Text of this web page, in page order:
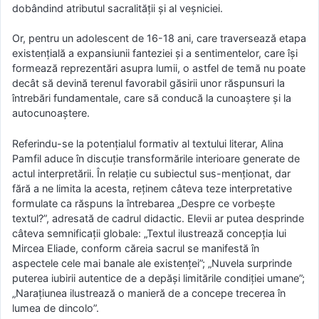
dobândind atributul sacralității și al veșniciei.
Or, pentru un adolescent de 16-18 ani, care traversează etapa
existențială a expansiunii fanteziei și a sentimentelor, care își
formează reprezentări asupra lumii, o astfel de temă nu poate
decât să devină terenul favorabil găsirii unor răspunsuri la
întrebări fundamentale, care să conducă la cunoaștere și la
autocunoaștere.
Referindu-se la potențialul formativ al textului literar, Alina
Pamfil aduce în discuție transformările interioare generate de
actul interpretării. În relație cu subiectul sus-menționat, dar
fără a ne limita la acesta, reținem câteva teze interpretative
formulate ca răspuns la întrebarea „Despre ce vorbește
textul?”, adresată de cadrul didactic. Elevii ar putea desprinde
câteva semnificații globale: „Textul ilustrează concepția lui
Mircea Eliade, conform căreia sacrul se manifestă în
aspectele cele mai banale ale existenței”; „Nuvela surprinde
puterea iubirii autentice de a depăși limitările condiției umane”;
„Narațiunea ilustrează o manieră de a concepe trecerea în
lumea de dincolo”.